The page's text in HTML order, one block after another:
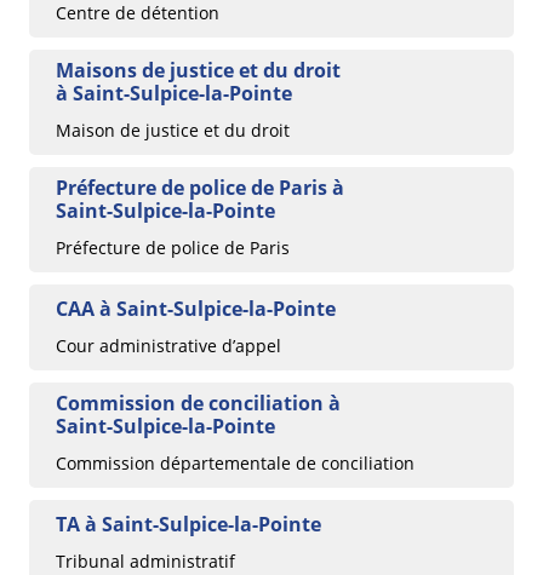
Centre de détention
Maisons de justice et du droit
à Saint-Sulpice-la-Pointe
Maison de justice et du droit
Préfecture de police de Paris à
Saint-Sulpice-la-Pointe
Préfecture de police de Paris
CAA à Saint-Sulpice-la-Pointe
Cour administrative d’appel
Commission de conciliation à
Saint-Sulpice-la-Pointe
Commission départementale de conciliation
TA à Saint-Sulpice-la-Pointe
Tribunal administratif